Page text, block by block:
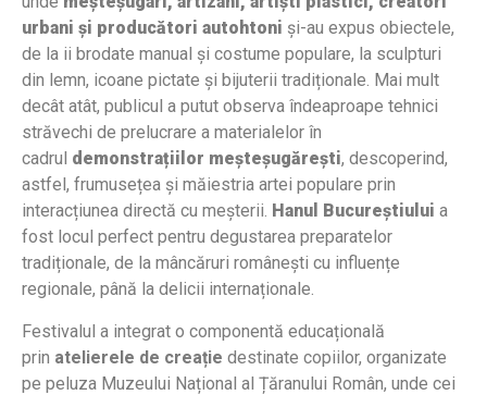
urbani și producători autohtoni și-au expus obiectele,
de la ii brodate manual și costume populare, la sculpturi
din lemn, icoane pictate și bijuterii tradiționale. Mai mult
decât atât, publicul a putut observa îndeaproape tehnici
străvechi de prelucrare a materialelor în
cadrul demonstrațiilor meșteșugărești, descoperind,
astfel, frumusețea și măiestria artei populare prin
interacțiunea directă cu meșterii. Hanul Bucureștiului a
fost locul perfect pentru degustarea preparatelor
tradiționale, de la mâncăruri românești cu influențe
regionale, până la delicii internaționale.
Festivalul a integrat o componentă educațională
prin atelierele de creație destinate copiilor, organizate
pe peluza Muzeului Național al Țăranului Român, unde cei